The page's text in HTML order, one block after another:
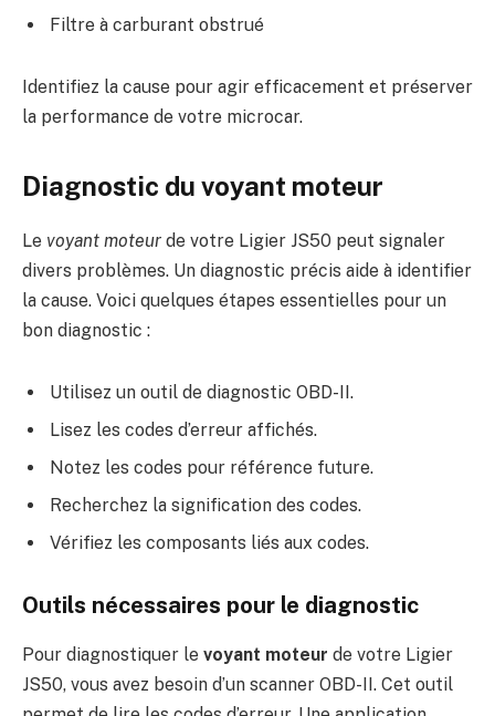
Filtre à carburant obstrué
Identifiez la cause pour agir efficacement et préserver
la performance de votre microcar.
Diagnostic du voyant moteur
Le voyant moteur de votre Ligier JS50 peut signaler
divers problèmes. Un diagnostic précis aide à identifier
la cause. Voici quelques étapes essentielles pour un
bon diagnostic :
Utilisez un outil de diagnostic OBD-II.
Lisez les codes d’erreur affichés.
Notez les codes pour référence future.
Recherchez la signification des codes.
Vérifiez les composants liés aux codes.
Outils nécessaires pour le diagnostic
Pour diagnostiquer le voyant moteur de votre Ligier
JS50, vous avez besoin d’un scanner OBD-II. Cet outil